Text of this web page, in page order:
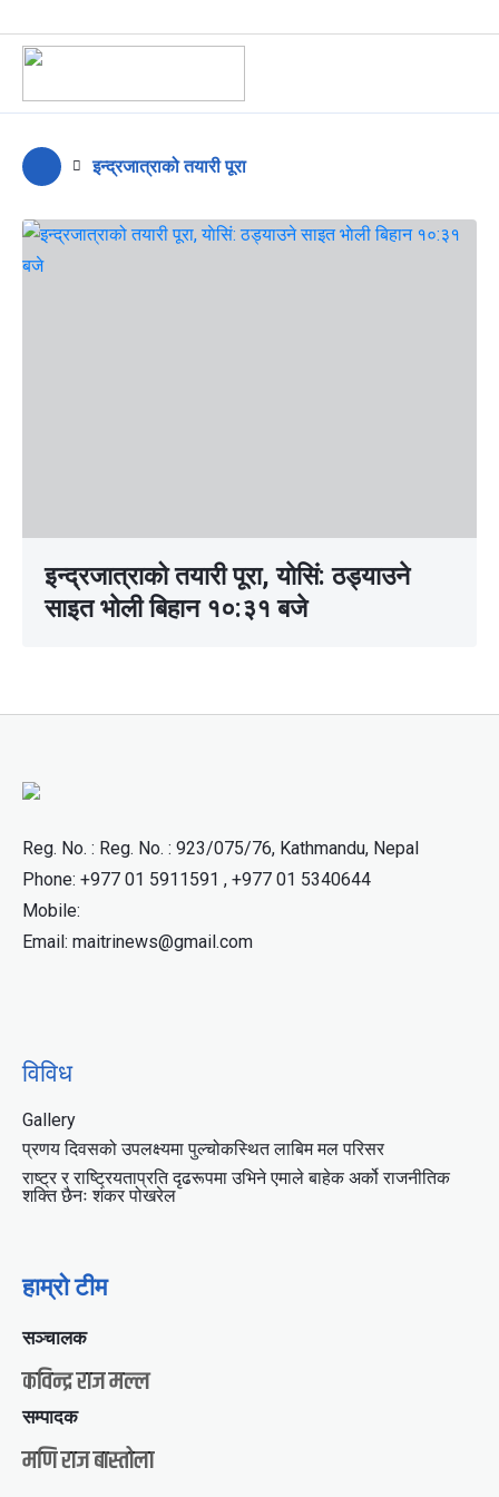
इन्द्रजात्राको तयारी पूरा
इन्द्रजात्राको तयारी पूरा, याेसिं: ठड्याउने
साइत भाेली बिहान १०:३१ बजे
Reg. No. : Reg. No. : 923/075/76, Kathmandu, Nepal
Phone: +977 01 5911591 , +977 01 5340644
Mobile:
Email: maitrinews@gmail.com
विविध
Gallery
प्रणय दिवसको उपलक्ष्यमा पुल्चोकस्थित लाबिम मल परिसर
राष्ट्र र राष्ट्रियताप्रति दृढरूपमा उभिने एमाले बाहेक अर्को राजनीतिक
शक्ति छैनः शंकर पोखरेल
हाम्रो टीम
सञ्चालक
कविन्द्र राज मल्ल
सम्पादक
मणि राज बास्तोला